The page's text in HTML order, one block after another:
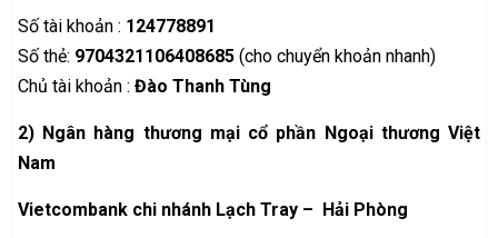
Số tài khoản : 124778891
Số thẻ: 9704321106408685 (cho chuyển khoản nhanh)
Chủ tài khoản : Đào Thanh Tùng
2) Ngân hàng thương mại cổ phần Ngoại thương Việt
Nam
Vietcombank chi nhánh Lạch Tray – Hải Phòng